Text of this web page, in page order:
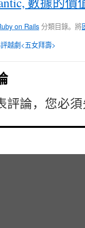
on Rails 分類目錄。將
越劇<五女拜壽>
評論，您必